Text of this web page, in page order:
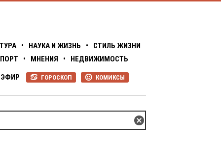
• НАУКА И ЖИЗНЬ •
СТИЛЬ ЖИЗНИ
• МНЕНИЯ • НЕДВИЖИМОСТЬ
P КОМИКСЫ
R ГОРОСКОП
ЭФИР
Z